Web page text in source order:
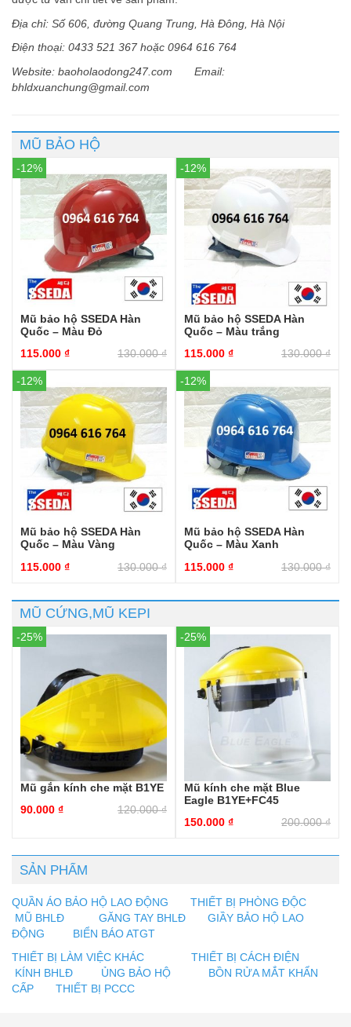
Ðịa chỉ: Số 606, đường Quang Trung, Hà Ðông, Hà Nội
Ðiện thoại: 0433 521 367 hoặc 0964 616 764
Website: baoholaodong247.com Email:
bhldxuanchung@gmail.com
MŨ BẢO HỘ
-12%
Mũ bảo hộ SSEDA Hàn
Quốc – Màu Đỏ
130.000₫
115.000 ₫
-12%
Mũ bảo hộ SSEDA Hàn
Quốc – Màu trắng
130.000₫
115.000 ₫
-12%
Mũ bảo hộ SSEDA Hàn
Quốc – Màu Vàng
130.000₫
115.000 ₫
-12%
Mũ bảo hộ SSEDA Hàn
Quốc – Màu Xanh
130.000₫
115.000 ₫
MŨ CỨNG,MŨ KEPI
-25%
Mũ gắn kính che mặt B1YE
120.000₫
90.000 ₫
-25%
Mũ kính che mặt Blue
Eagle B1YE+FC45
200.000₫
150.000 ₫
SẢN PHẨM
QUẦN ÁO BẢO HỘ LAO ĐỘNG
THIẾT BỊ PHÒNG ĐỘC
MŨ BHLĐ
GĂNG TAY BHLĐ
GIẦY BẢO HỘ LAO
ĐỘNG
BIỂN BÁO ATGT
THIẾT BỊ LÀM VIỆC KHÁC
THIẾT BỊ CÁCH ĐIỆN
KÍNH BHLĐ
ỦNG BẢO HỘ
BỒN RỬA MẮT KHẨN
CẤP
THIẾT BỊ PCCC